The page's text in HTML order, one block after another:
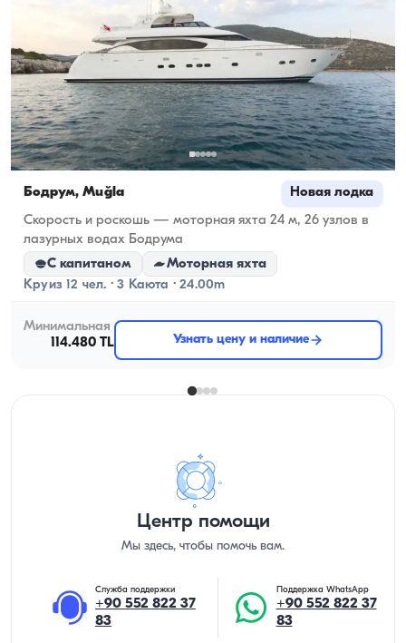
Бодрум, Muğla Новая лодка
Скорость и роскошь — моторная яхта 24 м, 26 узлов в
лазурных водах Бодрума
С капитаном
Моторная яхта
Круиз 12 чел. · 3 Каюта · 24.00m
Минимальная
114.480 TL
Узнать цену и наличие
Центр помощи
Мы здесь, чтобы помочь вам.
Служба поддержки
+90 552 822 37
83
Поддержка WhatsApp
+90 552 822 37
83